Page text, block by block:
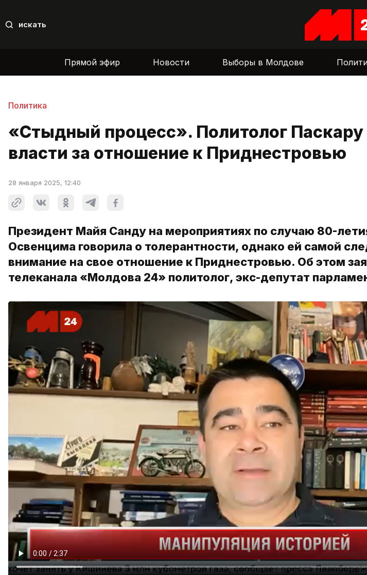
искать
Прямой эфир Новости Выборы в Молдове
Политика
«Стыдный процесс». Политолог Паскару
власти за отношение к Приднестровью
28 января 2025, 12:40
Президент Майя Санду на мероприятиях по случаю 80-
Освенцима говорила о толерантности, однако ей самой
внимание на свое отношение к Приднестровью. Об этом
телеканала «Молдова 24» политолог, экс-депутат